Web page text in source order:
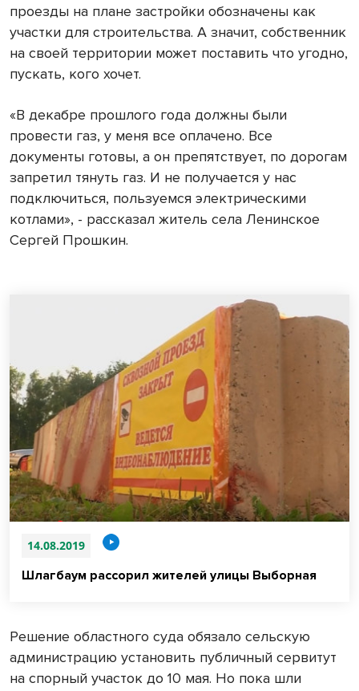
проезды на плане застройки обозначены как
участки для строительства. А значит, собственник
на своей территории может поставить что угодно,
пускать, кого хочет.
«В декабре прошлого года должны были
провести газ, у меня все оплачено. Все
документы готовы, а он препятствует, по дорогам
запретил тянуть газ. И не получается у нас
подключиться, пользуемся электрическими
котлами», - рассказал житель села Ленинское
Сергей Прошкин.
14.08.2019
Шлагбаум рассорил жителей улицы Выборная
Решение областного суда обязало сельскую
администрацию установить публичный сервитут
на спорный участок до 10 мая. Но пока шли